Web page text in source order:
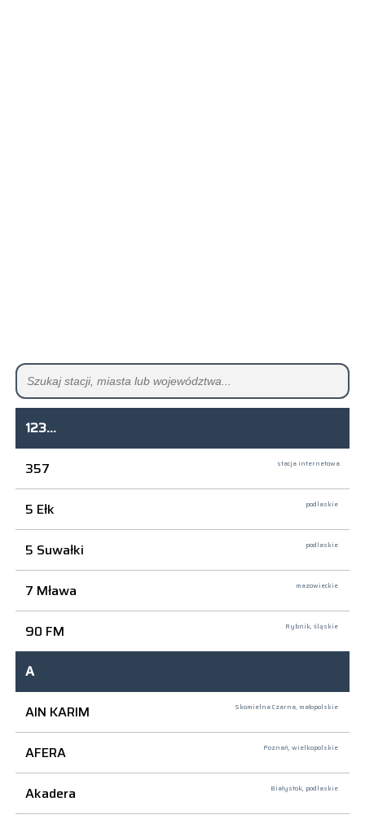
123...
357
stacja internetowa
5 Ełk podlaskie
5 Suwałki podlaskie
7 Mława mazowieckie
90 FM Rybnik, śląskie
A
AIN KARIM
Skomielna Czarna, małopolskie
AFERA Poznań, wielkopolskie
Akadera Białystok, podlaskie